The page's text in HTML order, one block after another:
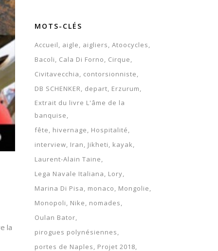
la
MOTS-CLÉS
Accueil aigle aigliers Atoocycles
Bacoli
Cala Di Forno
Cirque
Civitavecchia
contorsionniste
DB SCHENKER depart Erzurum
Extrait du livre L'âme de la
banquise
fête
hivernage
Hospitalité
interview Iran Jikheti
kayak
Laurent-Alain Taine
Lega Navale Italiana
Lory
Marina Di Pisa
monaco
Mongolie
Monopoli
Nike
nomades
Oulan Bator
pirogues polynésiennes
portes de Naples
Projet 2018